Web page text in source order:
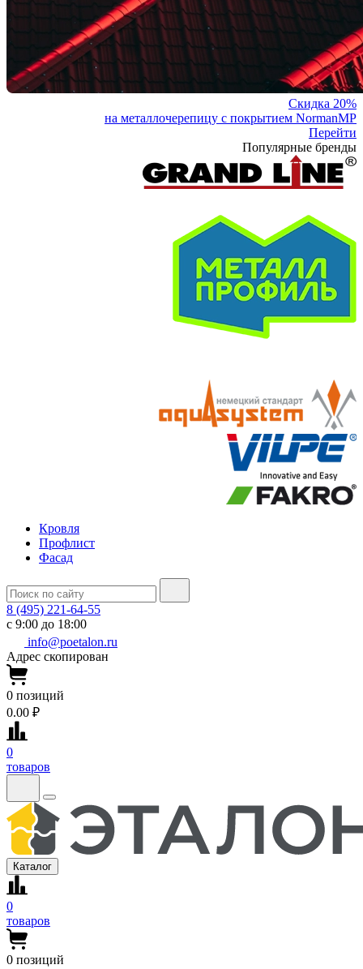
Скидка 20%
на металлочерепицу с покрытием NormanMP
Перейти
Популярные бренды
Кровля
Профлист
Фасад
8 (495) 221-64-55
с 9:00 до 18:00
info@poetalon.ru
Адрес скопирован
0 позиций
0.00 ₽
0
товаров
Каталог
0
товаров
0 позиций